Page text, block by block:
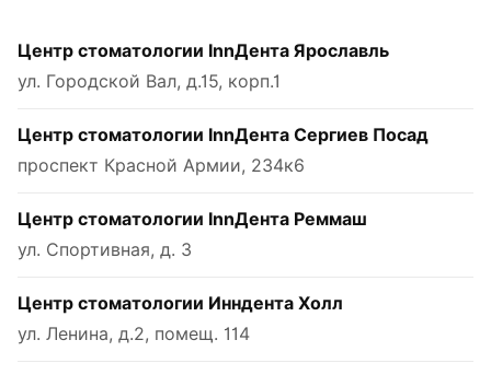
Центр стоматологии InnДента Ярославль
ул. Городской Вал, д.15, корп.1
Центр стоматологии InnДента Сергиев Посад
проспект Красной Армии, 234к6
Центр стоматологии InnДента Реммаш
ул. Спортивная, д. 3
Центр стоматологии Инндента Холл
ул. Ленина, д.2, помещ. 114